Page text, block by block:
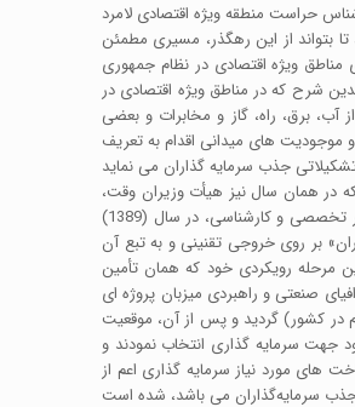
حراست منطقه ویژه اقتصادی لامرد
بتواند از این رهگذر، مسیری مطمئن
ویژه اقتصادی در نظام جمهوری
شرح که در مناطق ویژه اقتصادی در
برق، راه، گاز و مخابرات و بعضی
های میدانی اقدام به تعریف
که در همان سال نیز هیأت وزیران وقت،
مصوبه‌ای بر روی خروجی خود تحت عنوان «لایحه ایجاد منطقه ویژه اقتصادی لامرد» گذاشت و جهت سیر مراحل تصویبی به مجلس شورای اسلامی ارسال نمود که مجلس نیز پس از کار تخصصی و کارشناسی، در سال (1389)
بر روی خروجی تقنینی و به تبع آن
مرحله رویکردی خود که همان تأمین
صنعتی و راهبردی میزبان پروژه ای
کل ظرفیت فعلی تولید آلومینیوم در کشور) گردید و پس از آن، موقعیت
جهت سرمایه گذاری انتخاب نمودند و
های مورد نیاز سرمایه گذاری اعم از